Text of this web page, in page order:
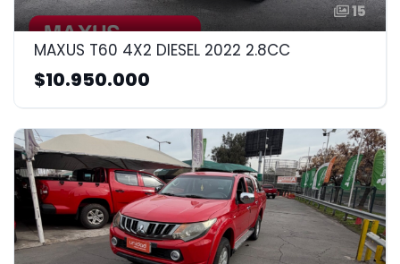
15
MAXUS T60 4X2 DIESEL 2022 2.8CC
$10.950.000